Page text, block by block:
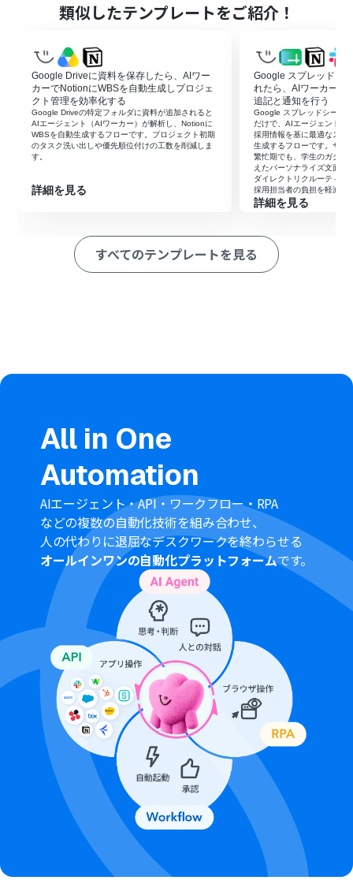
た時間を短縮し、スムーズな意思決定を支援します。
きやAsanaへのタスクが自動作成されるため、営業担当者
は内容を確認対応するだけで済み、実務のスピードが向
上します。
■フローボットの流れ
はじめに、Asana、Gmail、Google スプレッドシート、
Salesforce、SlackをYoomと連携します。
次に、スケジュールトリガーで、フローを起動したい任意
のタイミングを設定します。
次に、AIワーカーで、Salesforceの商談データを分析して
優先案件の特定とアクションの提案を行うためのマニュア
※「トリガー」：フロー起動のきっかけとなるアクション、「オ
ペレーション」：トリガー起動後、フロー内で処理を行うアク
Google スプレッドシートのアクション設定では、分析結
Slackの通知設定では、通知を送るチャンネルや、担当者
が一目で内容を把握できるようなメッセージ形式にカス
■注意事項
Asana、Gmail、Google スプレッドシート、
Salesforce、SlackのそれぞれとYoomを連携してくださ
い。AIワーカー内で使用するツール（アプリ）についても
マイアプリ連携が必要です。
Salesforceはミニプラン以上でご利用いただけるアプリ
となっております。フリープラン・パーソナルプランの場
合は設定しているフローボットのオペレーションやデー
タコネクトはエラーとなりますので、ご注意ください。
ミニプラン・チームプラン・サクセスプランなどの有料プ
ランは、2週間の無料トライアルを行うことが可能です。
無料トライアル中には制限対象のアプリを使用すること
ができます。。
AIワーカーの基本設定は「【AIワーカー】基本的な設定方
法」をご参照ください。
AIワーカーの同時実行数・作成可能なAIワーカー数・利用
可能なAIモデルはご契約中のプランによって異なります。
AIワーカー内でご利用いただけるアプリやオペレーション
等はフローボットの利用制限と同様です。
AIワーカーは、テスト実行でも本番実行と同様にタスクを
消費しますのでご注意ください。詳細は「
【AIワーカー】
タスク実行数の計算方法」ご参照ください。
AIワーカーはマニュアルを詳細に設定することで適切な処
理を実行しやすくなります。詳細は「
【AIワーカー】マニ
ュアルの作成方法」をご参照ください。
類似したテンプレートをご紹介！
Google Driveに資料を保存したら、AIワー
カーでNotionにWBSを自動生成しプロジェ
クト管理を効率化する
Google Driveの特定フォルダに資料が追加されると
AIエージェント（AIワーカー）が解析し、Notionに
WBSを自動生成するフローです。プロジェクト初期
のタスク洗い出しや優先順位付けの工数を削減しま
す。
詳細を見る
Google スプレッドシ
れたら、AIワーカーで
追記と通知を行う
Google スプレッドシート
だけで、AIエージェント（
採用情報を基に最適なスカ
生成するフローです。サマ
繁忙期でも、学生のガクチ
えたパーソナライズ文面を
ダイレクトリクルーティン
採用担当者の負担を軽減し
詳細を見る
すべてのテンプレートを見る
All in One
Automation
AIエージェント・API・ワークフロー・RPA
などの複数の自動化技術を組み合わせ、
人の代わりに退屈なデスクワークを終わらせる
オールインワンの自動化プラットフォームです。